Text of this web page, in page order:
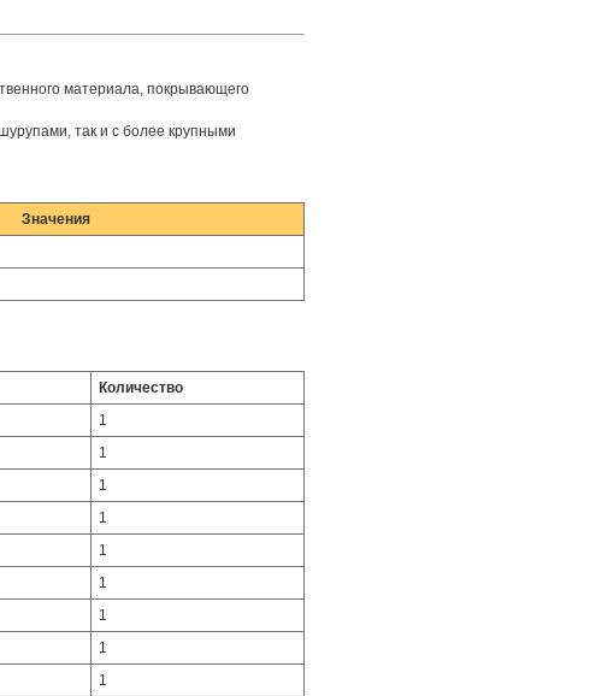
материала, покрывающего
так и с более крупными
Значения
Количество
1
1
1
1
1
1
1
1
1